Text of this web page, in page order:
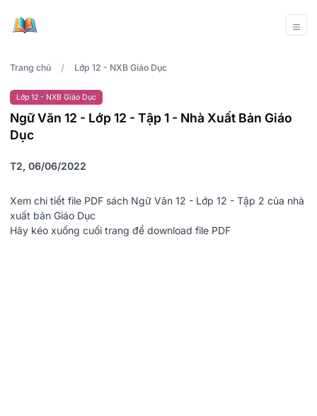
Trang chủ / Lớp 12 - NXB Giáo Dục
Lớp 12 - NXB Giáo Dục
Ngữ Văn 12 - Lớp 12 - Tập 1 - Nhà Xuất Bản Giáo
Dục
T2, 06/06/2022
Xem chi tiết file PDF sách Ngữ Văn 12 - Lớp 12 - Tập 2 của nhà
xuất bản Giáo Dục
Hãy kéo xuống cuối trang để download file PDF